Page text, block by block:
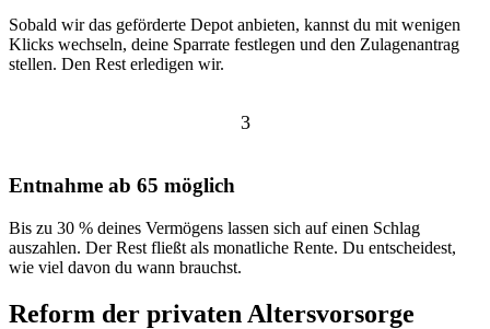
Sobald wir das geförderte Depot anbieten, kannst du mit wenigen
Klicks wechseln, deine Sparrate festlegen und den Zulagenantrag
stellen. Den Rest erledigen wir.
3
Entnahme ab 65 möglich
Bis zu 30 % deines Vermögens lassen sich auf einen Schlag
auszahlen. Der Rest fließt als monatliche Rente. Du entscheidest,
wie viel davon du wann brauchst.
Reform der privaten Altersvorsorge